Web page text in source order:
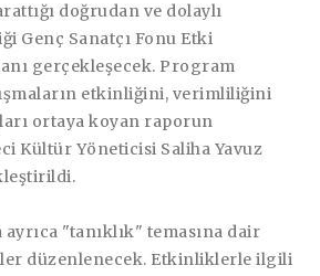
doğrudan ve dolaylı
Genç Sanatçı Fonu Etki
gerçekleşecek. Program
etkinliğini, verimliliğini
ortaya koyan raporun
Kültür Yöneticisi Saliha Yavuz
"tanıklık" temasına dair
düzenlenecek. Etkinliklerle ilgili